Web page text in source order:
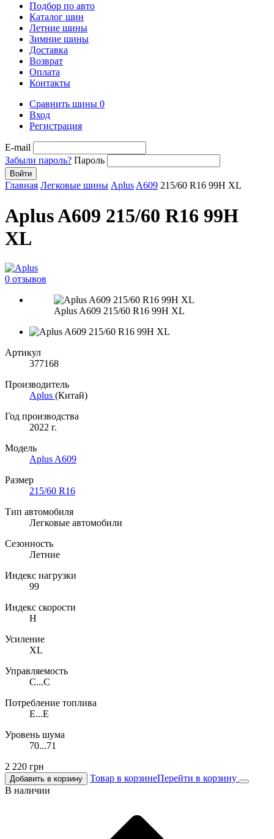
Подбор по авто
Каталог шин
Летние шины
Зимние шины
Доставка
Возврат
Оплата
Контакты
Сравнить шины 0
Вход
Регистрация
E-mail
Забыли пароль? Пароль
Войти
Главная Легковые шины AplusA609 215/60 R16 99H XL
Aplus A609 215/60 R16 99H
XL
0 отзывов
Aplus A609 215/60 R16 99H XL
Артикул
377168
Производитель
Aplus (Китай)
Год производства
2022 г.
Модель
Aplus A609
Размер
215/60 R16
Тип автомобиля
Легковые автомобили
Сезонность
Летние
Индекс нагрузки
99
Индекс скорости
H
Усиление
XL
Управляемость
C...C
Потребление топлива
E...E
Уровень шума
70...71
2 220 грн
Добавить в корзину Товар в корзинеПерейти в корзину
В наличии